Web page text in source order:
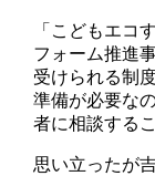
「こどもエコ
フォーム推進
受けられる制
準備が必要な
者に相談する
思い立ったが